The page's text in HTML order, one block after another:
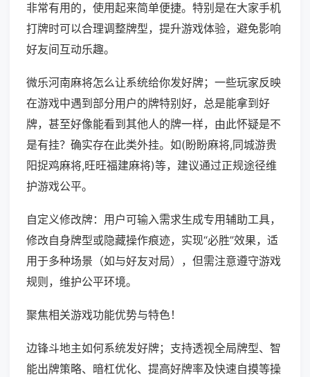
非常有用的，使用起来简单便捷。特别是在大家手机
打牌时可以合理调整牌型，提升游戏体验，避免影响
好友间互动乐趣。
微乐河南麻将怎么让系统给你发好牌；一些玩家反映
在游戏中遇到部分用户的牌特别好，总是能拿到好
牌，甚至好像能看到其他人的牌一样，由此怀疑是不
是有挂？确实存在此类外挂。如(盼盼麻将,同城游贵
阳捉鸡麻将,旺旺福建麻将)等，建议通过正规途径维
护游戏公平。
自定义修改牌：用户可输入需求生成专用辅助工具，
修改自身牌型或隐藏操作痕迹，实现“必胜”效果，适
用于多种场景（如与好友对局），但需注意遵守游戏
规则，维护公平环境。
聚焦相关游戏功能优势与特色！
边锋斗地主如何系统发好牌；支持透视全局牌型、智
能出牌策略、暗杠优化、提高好牌率及快速自摸等操